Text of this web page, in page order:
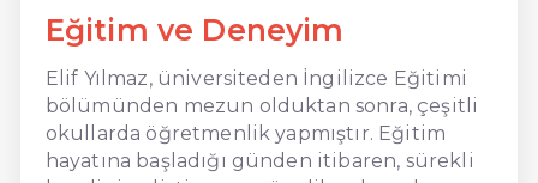
Eğitim ve Deneyim
Elif Yılmaz, üniversiteden İngilizce Eğitimi
bölümünden mezun olduktan sonra, çeşitli
okullarda öğretmenlik yapmıştır. Eğitim
hayatına başladığı günden itibaren, sürekli